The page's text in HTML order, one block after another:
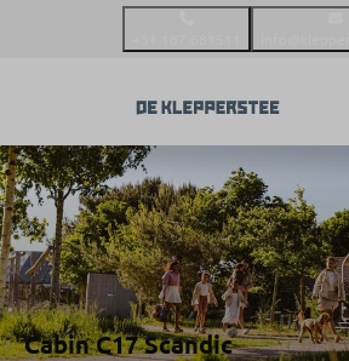
Cabin C17 Scandic